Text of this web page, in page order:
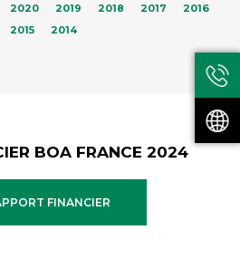
2020 2019 2018 2017
2016
2015
2014
BOA FRANCE 2024
FINANCIER